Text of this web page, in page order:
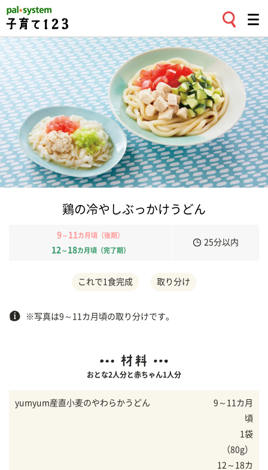
鶏の冷やしぶっかけうどん
9～ 11 カ月頃（後期）
12 ～ 18カ月頃（完了期）
25分以内
これで1食完成 取り分け
※写真は9～11カ月頃の取り分けです。
おとな2人分と赤ちゃん1人分
yumyum産直小麦のやわらかうどん
9～11カ月
頃
1袋
（80g）
12～18カ